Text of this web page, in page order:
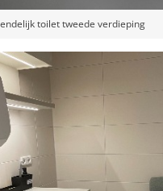
toilet tweede verdieping